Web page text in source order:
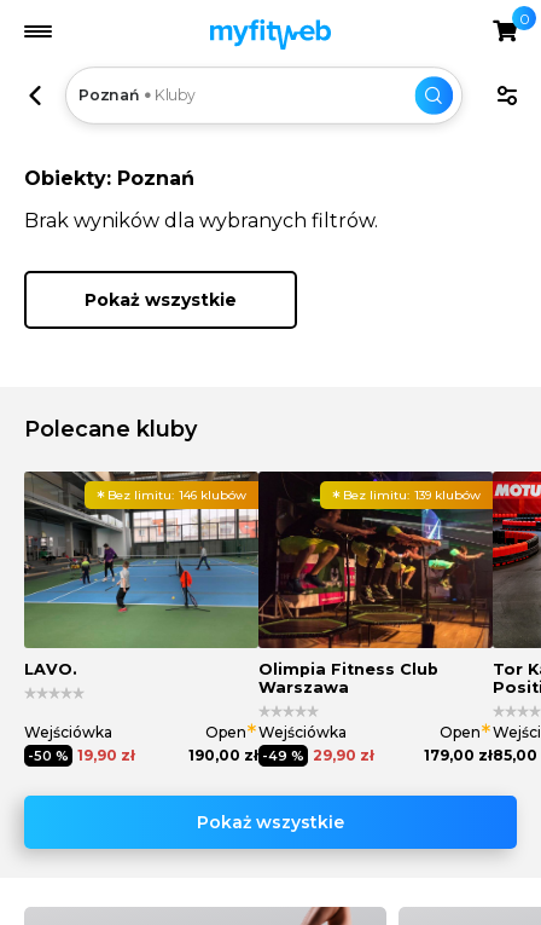
0
Poznań Kluby
Obiekty: Poznań
Brak wyników dla wybranych filtrów.
Pokaż wszystkie
Polecane kluby
Pokaż wszystkie
Bez limitu: 146 klubów
LAVO.
Wejściówka
-50 % 19,90 zł
Open
190,00 zł
Bez limitu: 139 klubów
Olimpia Fitness Club
Warszawa
Wejściówka
-49 % 29,90 zł
Open
179,00 zł
Tor
85,00